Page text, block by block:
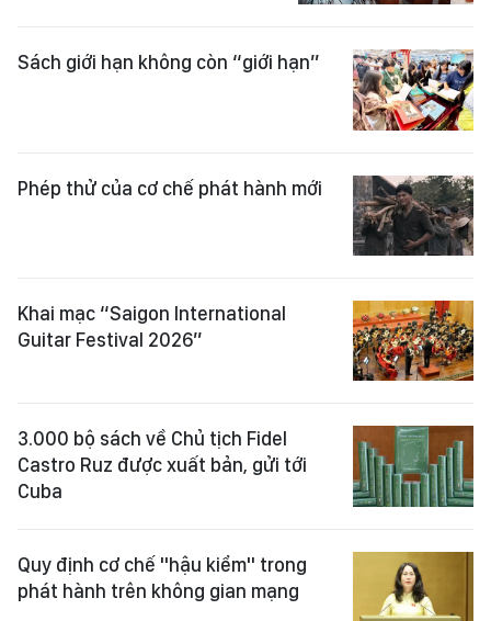
Sách giới hạn không còn “giới hạn”
Phép thử của cơ chế phát hành mới
Khai mạc “Saigon International
Guitar Festival 2026”
3.000 bộ sách về Chủ tịch Fidel
Castro Ruz được xuất bản, gửi tới
Cuba
Quy định cơ chế "hậu kiểm" trong
phát hành trên không gian mạng